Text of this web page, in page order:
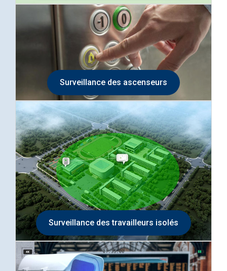
Surveillance des ascenseurs
Surveillance des travailleurs isolés